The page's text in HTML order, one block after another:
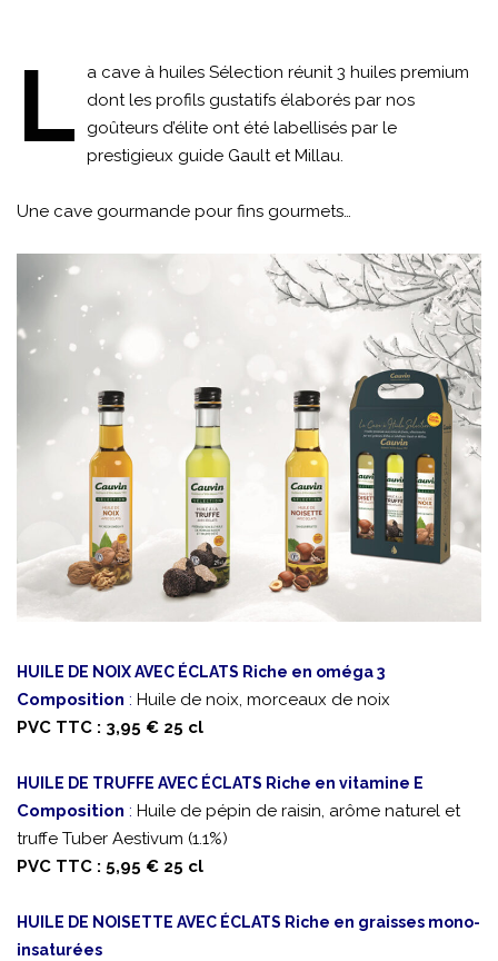
L
a cave à huiles Sélection réunit 3 huiles premium
dont les profils gustatifs élaborés par nos
goûteurs d’élite ont été labellisés par le
prestigieux guide Gault et Millau.
Une cave gourmande pour fins gourmets…
HUILE DE NOIX AVEC ÉCLATS Riche en oméga 3
Composition : Huile de noix, morceaux de noix
PVC TTC : 3,95 € 25 cl
HUILE DE TRUFFE AVEC ÉCLATS Riche en vitamine E
Composition : Huile de pépin de raisin, arôme naturel et
truffe Tuber Aestivum (1.1%)
PVC TTC : 5,95 € 25 cl
HUILE DE NOISETTE AVEC ÉCLATS Riche en graisses mono-
insaturées